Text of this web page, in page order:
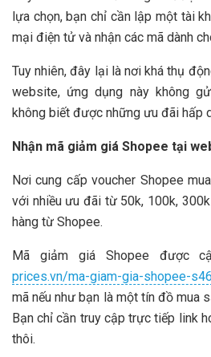
lựa chọn, bạn chỉ cần lập một tài
mại điện tử và nhận các mã dành
Tuy nhiên, đây lại là nơi khá thụ
website, ứng dụng này không
không biết được những ưu đãi hấp
Nhận mã giảm giá Shopee tại
Nơi cung cấp voucher Shopee
với nhiều ưu đãi từ 50k, 100k,
hàng từ Shopee.
Mã giảm giá Shopee được
prices.vn/ma-giam-gia-shopee-s46
mã nếu như bạn là một tín đồ mua
Bạn chỉ cần truy cập trực tiếp link
thôi.